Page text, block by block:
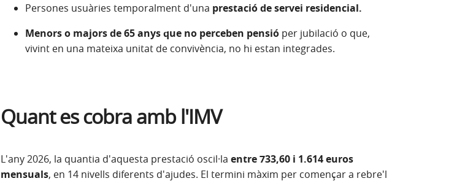
Persones usuàries temporalment d'una prestació de servei residencial.
Menors o majors de 65 anys que no perceben pensióper jubilació o que,
vivint en una mateixa unitat de convivència, no hi estan integrades.
Quant es cobra amb l'IMV
L'any 2026, la quantia d'aquesta prestació oscil·la entre 733,60 i 1.614 euros
mensuals, en 14 nivells diferents d'ajudes. El termini màxim per començar a rebre'l